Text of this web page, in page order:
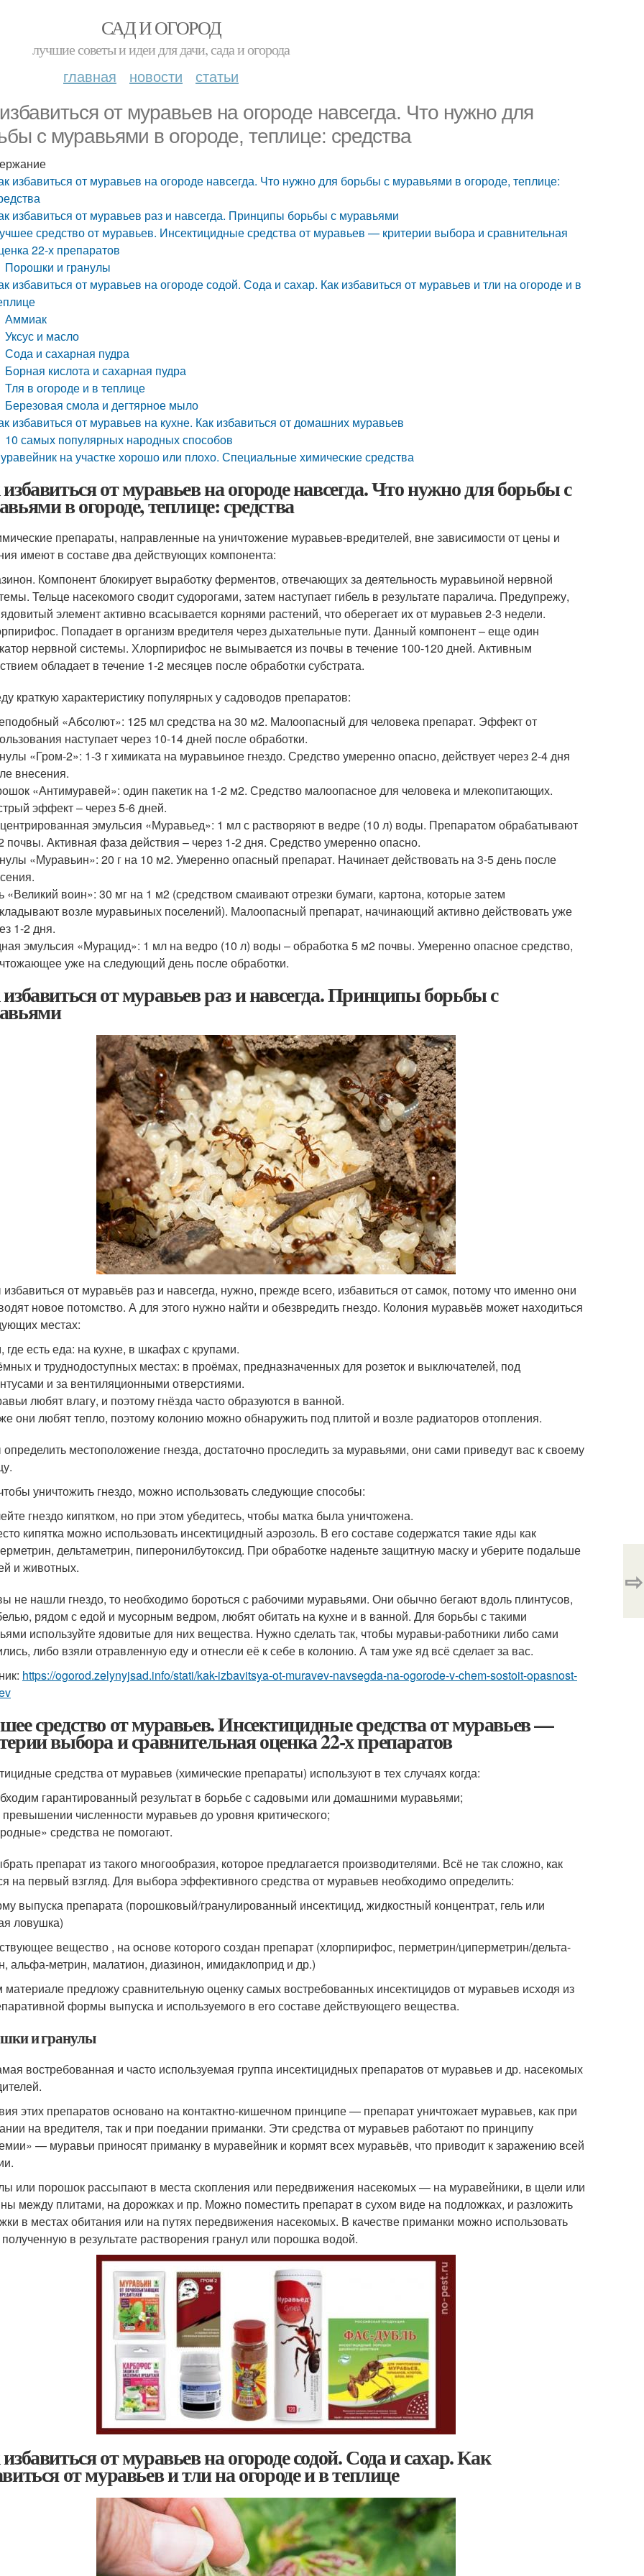
САД И ОГОРОД
лучшие советы и идеи для дачи, сада и огорода
главная новости статьи
от муравьев на огороде навсегда. Что нужно для
с муравьями в огороде, теплице: средства
избавиться от муравьев на огороде навсегда. Что нужно для борьбы с муравьями в огороде, теплице:
избавиться от муравьев раз и навсегда. Принципы борьбы с муравьями
средство от муравьев. Инсектицидные средства от муравьев — критерии выбора и сравнительная
22-х препаратов
Порошки и гранулы
избавиться от муравьев на огороде содой. Сода и сахар. Как избавиться от муравьев и тли на огороде и в
Аммиак
Уксус и масло
Сода и сахарная пудра
Борная кислота и сахарная пудра
Тля в огороде и в теплице
Березовая смола и дегтярное мыло
избавиться от муравьев на кухне. Как избавиться от домашних муравьев
10 самых популярных народных способов
на участке хорошо или плохо. Специальные химические средства
от муравьев на огороде навсегда. Что нужно для борьбы с
в огороде, теплице: средства
препараты, направленные на уничтожение муравьев-вредителей, вне зависимости от цены и
имеют в составе два действующих компонента:
Компонент блокирует выработку ферментов, отвечающих за деятельность муравьиной нервной
Тельце насекомого сводит судорогами, затем наступает гибель в результате паралича. Предупрежу,
элемент активно всасывается корнями растений, что оберегает их от муравьев 2-3 недели.
Попадает в организм вредителя через дыхательные пути. Данный компонент – еще один
нервной системы. Хлорпирифос не вымывается из почвы в течение 100-120 дней. Активным
обладает в течение 1-2 месяцев после обработки субстрата.
краткую характеристику популярных у садоводов препаратов:
«Абсолют»: 125 мл средства на 30 м2. Малоопасный для человека препарат. Эффект от
наступает через 10-14 дней после обработки.
«Гром-2»: 1-3 г химиката на муравьиное гнездо. Средство умеренно опасно, действует через 2-4 дня
внесения.
«Антимуравей»: один пакетик на 1-2 м2. Средство малоопасное для человека и млекопитающих.
эффект – через 5-6 дней.
эмульсия «Муравьед»: 1 мл с растворяют в ведре (10 л) воды. Препаратом обрабатывают
почвы. Активная фаза действия – через 1-2 дня. Средство умеренно опасно.
«Муравьин»: 20 г на 10 м2. Умеренно опасный препарат. Начинает действовать на 3-5 день после
«Великий воин»: 30 мг на 1 м2 (средством смаивают отрезки бумаги, картона, которые затем
возле муравьиных поселений). Малоопасный препарат, начинающий активно действовать уже
1-2 дня.
эмульсия «Мурацид»: 1 мл на ведро (10 л) воды – обработка 5 м2 почвы. Умеренно опасное средство,
уже на следующий день после обработки.
от муравьев раз и навсегда. Принципы борьбы с
от муравьёв раз и навсегда, нужно, прежде всего, избавиться от самок, потому что именно они
новое потомство. А для этого нужно найти и обезвредить гнездо. Колония муравьёв может находиться
местах:
где есть еда: на кухне, в шкафах с крупами.
и труднодоступных местах: в проёмах, предназначенных для розеток и выключателей, под
и за вентиляционными отверстиями.
любят влагу, и поэтому гнёзда часто образуются в ванной.
они любят тепло, поэтому колонию можно обнаружить под плитой и возле радиаторов отопления.
местоположение гнезда, достаточно проследить за муравьями, они сами приведут вас к своему
уничтожить гнездо, можно использовать следующие способы:
гнездо кипятком, но при этом убедитесь, чтобы матка была уничтожена.
кипятка можно использовать инсектицидный аэрозоль. В его составе содержатся такие яды как
дельтаметрин, пиперонилбутоксид. При обработке наденьте защитную маску и уберите подальше
и животных.
не нашли гнездо, то необходимо бороться с рабочими муравьями. Они обычно бегают вдоль плинтусов,
рядом с едой и мусорным ведром, любят обитать на кухне и в ванной. Для борьбы с такими
используйте ядовитые для них вещества. Нужно сделать так, чтобы муравьи-работники либо сами
либо взяли отравленную еду и отнесли её к себе в колонию. А там уже яд всё сделает за вас.
https://ogorod.zelynyjsad.info/stati/kak-izbavitsya-ot-muravev-navsegda-na-ogorode-v-chem-sostoit-opasnost-
средство от муравьев. Инсектицидные средства от муравьев —
выбора и сравнительная оценка 22-х препаратов
средства от муравьев (химические препараты) используют в тех случаях когда:
гарантированный результат в борьбе с садовыми или домашними муравьями;
превышении численности муравьев до уровня критического;
средства не помогают.
препарат из такого многообразия, которое предлагается производителями. Всё не так сложно, как
на первый взгляд. Для выбора эффективного средства от муравьев необходимо определить:
выпуска препарата (порошковый/гранулированный инсектицид, жидкостный концентрат, гель или
ловушка)
вещество , на основе которого создан препарат (хлорпирифос, перметрин/циперметрин/дельта-
альфа-метрин, малатион, диазинон, имидаклоприд и др.)
материале предложу сравнительную оценку самых востребованных инсектицидов от муравьев исходя из
формы выпуска и используемого в его составе действующего вещества.
и гранулы
востребованная и часто используемая группа инсектицидных препаратов от муравьев и др. насекомых
этих препаратов основано на контактно-кишечном принципе — препарат уничтожает муравьев, как при
на вредителя, так и при поедании приманки. Эти средства от муравьев работают по принципу
— муравьи приносят приманку в муравейник и кормят всех муравьёв, что приводит к заражению всей
или порошок рассыпают в места скопления или передвижения насекомых — на муравейники, в щели или
между плитами, на дорожках и пр. Можно поместить препарат в сухом виде на подложках, и разложить
в местах обитания или на путях передвижения насекомых. В качестве приманки можно использовать
полученную в результате растворения гранул или порошка водой.
от муравьев на огороде содой. Сода и сахар. Как
от муравьев и тли на огороде и в теплице
⇨